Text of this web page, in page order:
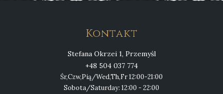
Kontakt
Stefana Okrzei 1, Przemyśl
+48 504 037 774
Śr,Czw,Pią/Wed,Th,Fr 12:00-21:00
Sobota/Saturday: 12:00 - 22:00